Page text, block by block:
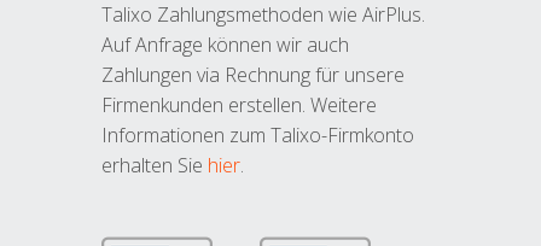
Talixo Zahlungsmethoden wie AirPlus.
Auf Anfrage können wir auch
Zahlungen via Rechnung für unsere
Firmenkunden erstellen. Weitere
Informationen zum Talixo-Firmkonto
erhalten Sie hier.